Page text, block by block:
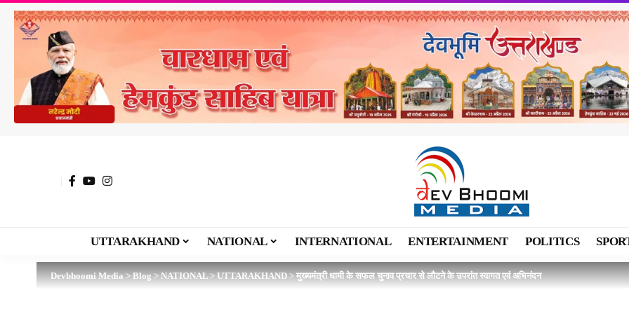
UTTARAKHAND NATIONAL INTERNATIONAL ENTERTAINMENT POLITICS
Devbhoomi Media>Blog>NATIONAL>UTTARAKHAND>मुख्यमंत्री धामी के सफल चुनाव प्रचार से लौटने के उपरांत स्वागत एवं अभिनंदन